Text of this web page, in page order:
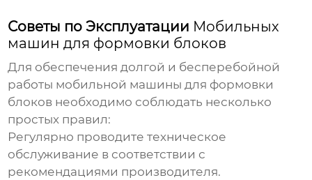
Советы по Эксплуатации Мобильных
машин для формовки блоков
Для обеспечения долгой и бесперебойной
работы мобильной машины для формовки
блоков необходимо соблюдать несколько
простых правил:
Регулярно проводите техническое
обслуживание в соответствии с
рекомендациями производителя.